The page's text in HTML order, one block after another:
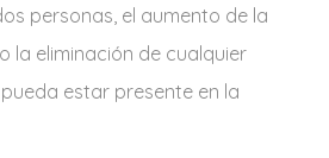
personas, el aumento de la
la eliminación de cualquier
estar presente en la